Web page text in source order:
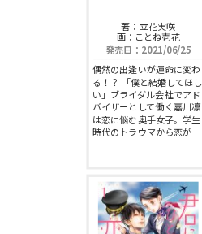
著：立花実咲
画：ことね壱花
発売日：2021/06/25
偶然の出逢いが運命に変わ
る！？ 「僕と結婚してほし
い」ブライダル会社でアド
バイザーとして働く嘉川凛
は恋に悩む奥手女子。学生
時代のトラウマから恋が…